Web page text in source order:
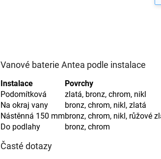
Vanové baterie Antea podle instalace
Instalace Povrchy
Podomítková
zlatá, bronz, chrom, nikl
Na okraj vany
bronz, chrom, nikl, zlatá
Nástěnná 150 mmbronz, chrom, nikl, růžové
Do podlahy
bronz, chrom
Časté dotazy